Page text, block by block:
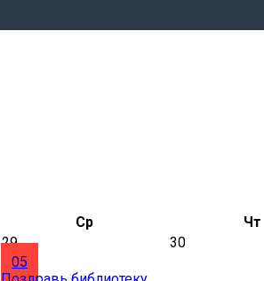
Ср Чт
29 30
05